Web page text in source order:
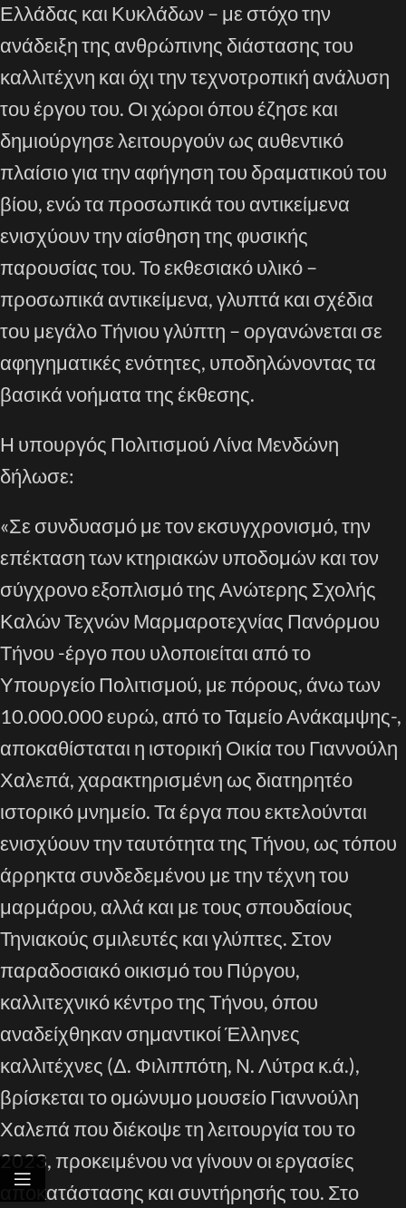
Ελλάδας και Κυκλάδων – με στόχο την
ανάδειξη της ανθρώπινης διάστασης του
καλλιτέχνη και όχι την τεχνοτροπική ανάλυση
του έργου του. Οι χώροι όπου έζησε και
δημιούργησε λειτουργούν ως αυθεντικό
πλαίσιο για την αφήγηση του δραματικού του
βίου, ενώ τα προσωπικά του αντικείμενα
ενισχύουν την αίσθηση της φυσικής
παρουσίας του. Το εκθεσιακό υλικό –
προσωπικά αντικείμενα, γλυπτά και σχέδια
του μεγάλο Τήνιου γλύπτη – οργανώνεται σε
αφηγηματικές ενότητες, υποδηλώνοντας τα
βασικά νοήματα της έκθεσης.
Η υπουργός Πολιτισμού Λίνα Μενδώνη
δήλωσε:
«Σε συνδυασμό με τον εκσυγχρονισμό, την
επέκταση των κτηριακών υποδομών και τον
σύγχρονο εξοπλισμό της Ανώτερης Σχολής
Καλών Τεχνών Μαρμαροτεχνίας Πανόρμου
Τήνου -έργο που υλοποιείται από το
Υπουργείο Πολιτισμού, με πόρους, άνω των
10.000.000 ευρώ, από το Ταμείο Ανάκαμψης-,
αποκαθίσταται η ιστορική Οικία του Γιαννούλη
Χαλεπά, χαρακτηρισμένη ως διατηρητέο
ιστορικό μνημείο. Τα έργα που εκτελούνται
ενισχύουν την ταυτότητα της Τήνου, ως τόπου
άρρηκτα συνδεδεμένου με την τέχνη του
μαρμάρου, αλλά και με τους σπουδαίους
Τηνιακούς σμιλευτές και γλύπτες. Στον
παραδοσιακό οικισμό του Πύργου,
καλλιτεχνικό κέντρο της Τήνου, όπου
αναδείχθηκαν σημαντικοί Έλληνες
καλλιτέχνες (Δ. Φιλιππότη, Ν. Λύτρα κ.ά.),
βρίσκεται το ομώνυμο μουσείο Γιαννούλη
Χαλεπά που διέκοψε τη λειτουργία του το
2023, προκειμένου να γίνουν οι εργασίες
αποκατάστασης και συντήρησής του. Στο